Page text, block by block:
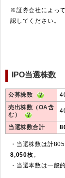
※証券会社によっ
認してください。
IPO当選株数
公募株数
売出株数（OA含
む）
当選株数合計
・当選株数は計
8,050枚。
・当選本数は一般的